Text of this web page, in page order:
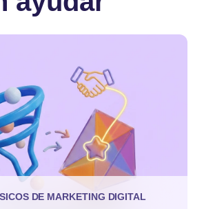
DE MARKETING DIGITAL